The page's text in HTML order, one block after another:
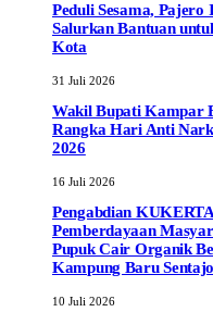
Peduli Sesama,
Salurkan Bantuan
Kota
31 Juli 2026
Wakil Bupati Kampar
Rangka Hari Anti
2026
16 Juli 2026
Pengabdian
Pemberdayaan
Pupuk Cair Organik
Kampung Baru Sentajo
10 Juli 2026